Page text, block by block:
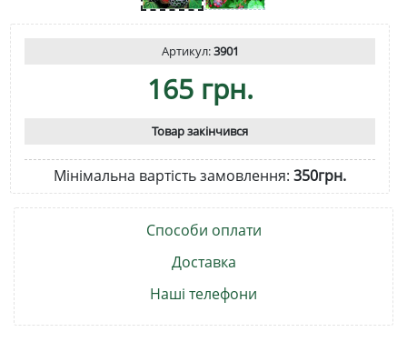
Артикул:3901
165 грн.
Товар закінчився
Мінімальна вартість замовлення: 350грн.
Способи оплати
Доставка
Наші телефони